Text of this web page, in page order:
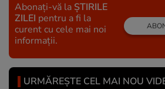
Abonați-vă la ȘTIRILE
ZILEI pentru a fi la
curent cu cele mai noi
informații.
URMĂREȘTE CEL MAI NOU